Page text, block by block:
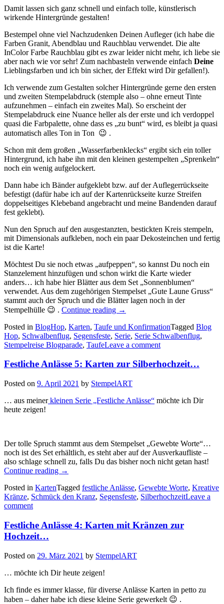
Damit lassen sich ganz schnell und einfach tolle, künstlerisch
wirkende Hintergründe gestalten!
Bestempel ohne viel Nachzudenken Deinen Aufleger (ich habe die
Farben Granit, Abendblau und Rauchblau verwendet. Die alte
InColor Farbe Rauchblau gibt es zwar leider nicht mehr, ich liebe sie
aber nach wie vor sehr! Zum nachbasteln verwende einfach Deine
Lieblingsfarben und ich bin sicher, der Effekt wird Dir gefallen!).
Ich verwende zum Gestalten solcher Hintergründe gerne den ersten
und zweiten Stempelabdruck (stemple also – ohne erneut Tinte
aufzunehmen – einfach ein zweites Mal). So erscheint der
Stempelabdruck eine Nuance heller als der erste und ich verdoppel
quasi die Farbpalette, ohne dass es „zu bunt“ wird, es bleibt ja quasi
automatisch alles Ton in Ton 😉 .
Schon mit dem großen „Wasserfarbenklecks“ ergibt sich ein toller
Hintergrund, ich habe ihn mit den kleinen gestempelten „Sprenkeln“
noch ein wenig aufgelockert.
Dann habe ich Bänder aufgeklebt bzw. auf der Auflegerrückseite
befestigt (dafür habe ich auf der Kartenrückseite kurze Streifen
doppelseitiges Klebeband angebracht und meine Bandenden darauf
fest geklebt).
Nun den Spruch auf den ausgestanzten, bestickten Kreis stempeln,
mit Dimensionals aufkleben, noch ein paar Dekosteinchen und fertig
ist die Karte!
Möchtest Du sie noch etwas „aufpeppen“, so kannst Du noch ein
Stanzelement hinzufügen und schon wirkt die Karte wieder
anders… ich habe hier Blätter aus dem Set „Sonnenblumen“
verwendet. Aus dem zugehörigen Stempelset „Gute Laune Gruss“
stammt auch der Spruch und die Blätter lagen noch in der
Stempelhülle 😉 . Continue reading
„Stempelreise
–
„Less
is
Schwalbenflug…“
→
Posted in BlogHop, Karten, Taufe und KonfirmationTagged Blog
Hop, Schwalbenflug, Segensfeste, Serie, Serie Schwalbenflug,
Stempelreise Blogparade, TaufeLeave a comment
Festliche Anlässe 5: Karten zur Silberhochzeit…
Posted on 9. April 2021 by StempelART
… aus meinerkleinen Serie „Festliche Anlässe“ möchte ich Dir
heute zeigen!
Der tolle Spruch stammt aus dem Stempelset „Gewebte Worte“…
noch ist des Set erhältlich, es steht aber auf der Ausverkaufliste –
also schlage schnell zu, falls Du das bisher noch nicht getan hast!
Continue reading „Festliche
5:
Karten
→
Posted in KartenTagged festliche Anlässe, Gewebte Worte, Kreative
Kränze, Schmück den Kranz, Segensfeste, SilberhochzeitLeave a
comment
Festliche Anlässe 4: Karten mit Kränzen zur
Hochzeit…
Posted on 29. März 2021 by StempelART
… möchte ich Dir heute zeigen!
Ich finde es immer klasse, für diverse Anlässe Karten in petto zu
haben – daher habe ich diese kleine Serie gewerkelt 😉 .